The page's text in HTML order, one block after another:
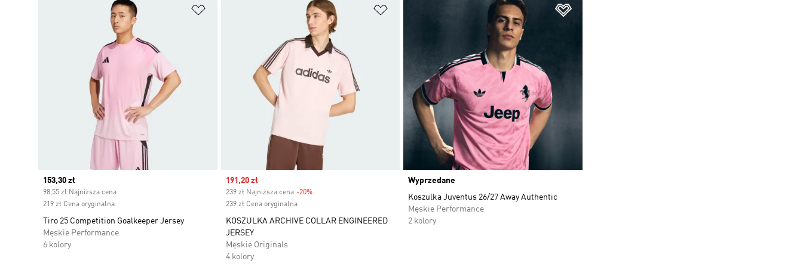
Current price
153,30 zł
98,55 zł Najniższa cena
219 zł Cena oryginalna
Tiro 25 Competition Goalkeeper Jersey
Męskie Performance
6 kolory
Sale price
191,20 zł
239 zł Najniższa cena -20%Discount
239 zł Cena oryginalna
KOSZULKA ARCHIVE COLLAR ENGINEERED
JERSEY
Męskie Originals
4 kolory
Wyprzedane
Koszulka Juventus 26/27 Away Authentic
Męskie Performance
2 kolory